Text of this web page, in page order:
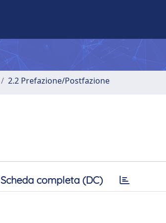
2.2 Prefazione/Postfazione
Scheda completa (DC)